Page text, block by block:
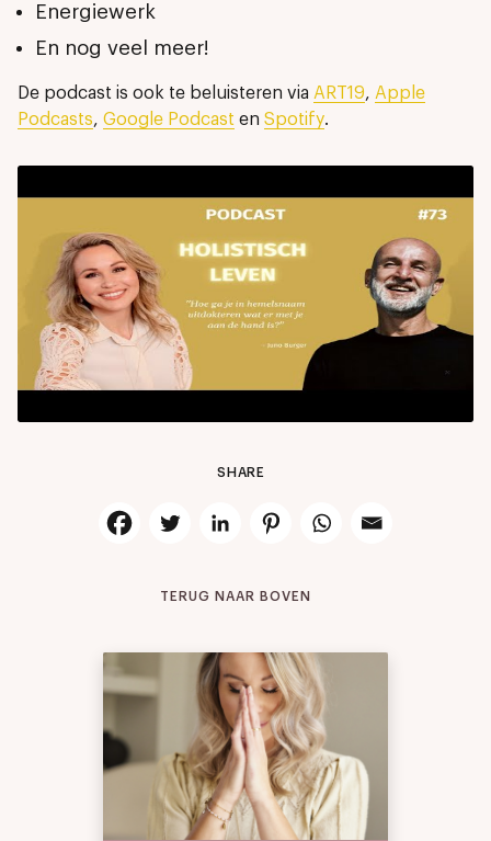
Energiewerk
En nog veel meer!
De podcast is ook te beluisteren via ART19, Apple
Podcasts, Google Podcast en Spotify.
SHARE
TERUG NAAR BOVEN